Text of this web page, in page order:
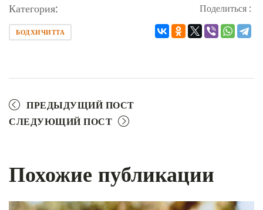
Категория:
БОДХИЧИТТА
Поделиться :
ПРЕДЫДУЩИЙ ПОСТ
СЛЕДУЮЩИЙ ПОСТ
Похожие публикации